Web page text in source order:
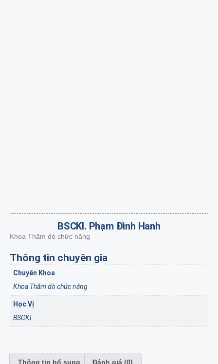
BSCKI. Phạm Đình Hanh
Khoa Thăm dò chức năng
Thông tin chuyên gia
Chuyên Khoa
Khoa Thăm dò chức năng
Học Vị
BSCKI
Thông tin bổ sung Đánh giá (0)